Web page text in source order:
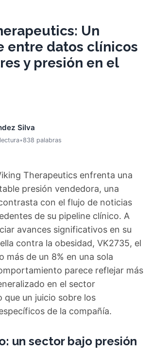
Un
entre datos clínicos
y presión en el
Silva
•838 palabras
Therapeutics enfrenta una
presión vendedora, una
con el flujo de noticias
de su pipeline clínico. A
avances significativos en su
contra la obesidad, VK2735, el
más de un 8% en una sola
parece reflejar más
en el sector
que un juicio sobre los
de la compañía.
un sector bajo presión